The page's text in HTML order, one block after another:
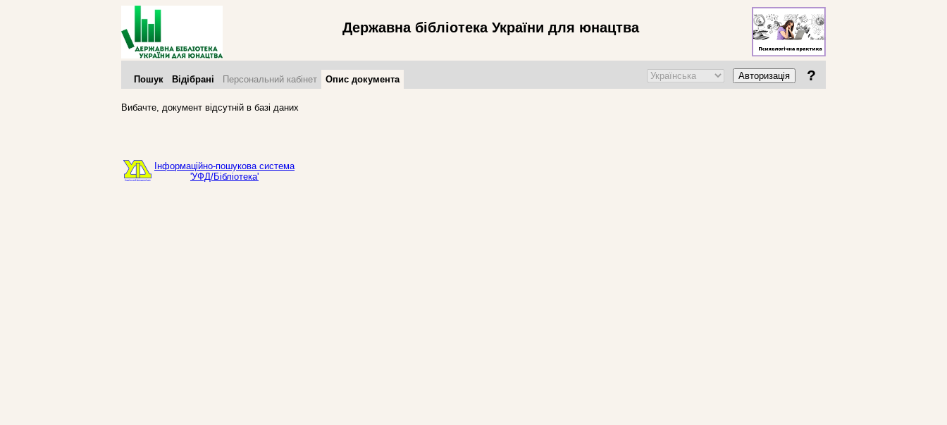
Державна бібліотека України для юнацтва
Пошук Відібрані Персональний кабінет Опис документа Авторизація ?
Вибачте, документ відсутній в базі даних
Інформаційно-пошукова система
'УФД/Бібліотека'